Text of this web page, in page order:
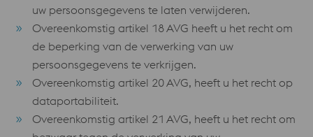
uw persoonsgegevens te laten verwijderen.
Overeenkomstig artikel 18 AVG heeft u het recht om
de beperking van de verwerking van uw
persoonsgegevens te verkrijgen.
Overeenkomstig artikel 20 AVG, heeft u het recht op
dataportabiliteit.
Overeenkomstig artikel 21 AVG, heeft u het recht om